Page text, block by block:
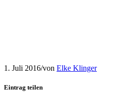
1. Juli 2016/von Elke Klinger
Eintrag teilen